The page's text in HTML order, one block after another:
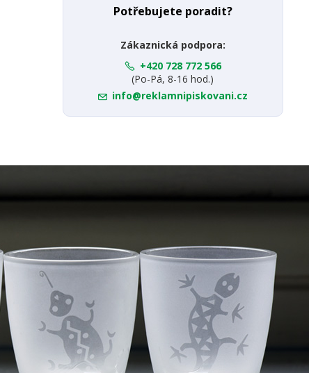
Potřebujete poradit?
Zákaznická podpora:
+420 728 772 566
(Po-Pá, 8-16 hod.)
info@reklamnipiskovani.cz